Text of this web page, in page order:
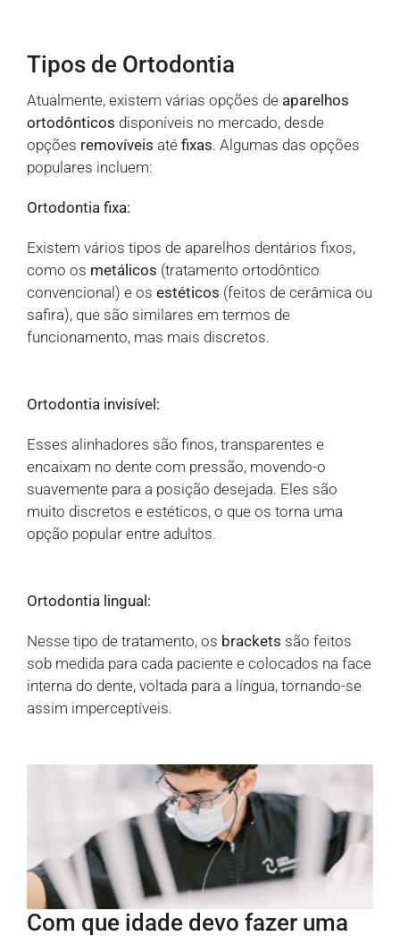
Tipos de Ortodontia
Atualmente, existem várias opções de aparelhos
ortodônticos disponíveis no mercado, desde
opções removíveis até fixas. Algumas das opções
populares incluem:
Ortodontia fixa:
Existem vários tipos de aparelhos dentários fixos,
como os metálicos (tratamento ortodôntico
convencional) e os estéticos (feitos de cerâmica ou
safira), que são similares em termos de
funcionamento, mas mais discretos.
Ortodontia invisível:
Esses alinhadores são finos, transparentes e
encaixam no dente com pressão, movendo-o
suavemente para a posição desejada. Eles são
muito discretos e estéticos, o que os torna uma
opção popular entre adultos.
Ortodontia lingual:
Nesse tipo de tratamento, os brackets são feitos
sob medida para cada paciente e colocados na face
interna do dente, voltada para a língua, tornando-se
assim imperceptíveis.
Com que idade devo fazer uma